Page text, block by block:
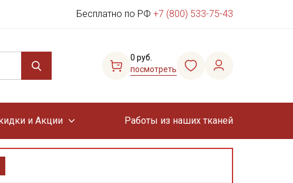
Бесплатно по РФ +7 (800) 533-75-43
0 руб.
посмотреть
и Акции Работы из наших тканей